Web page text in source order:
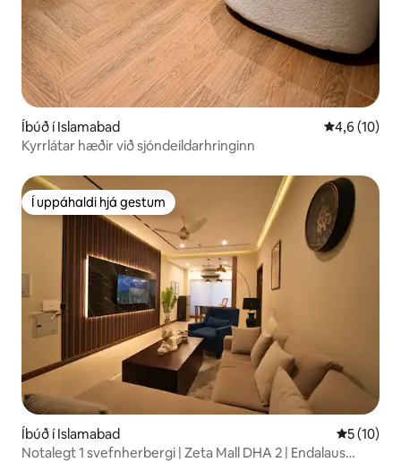
Íbúð í Islamabad 4,6 af 5 í
4,6 (10)
Kyrrlátar hæðir við sjóndeildarhringinn
Í uppáhaldi hjá gestum
Í uppáhaldi hjá gestum
Íbúð í Islamabad 5 af 5 í
5 (10)
Notalegt 1 svefnherbergi | Zeta Mall DHA 2 | Endalaus